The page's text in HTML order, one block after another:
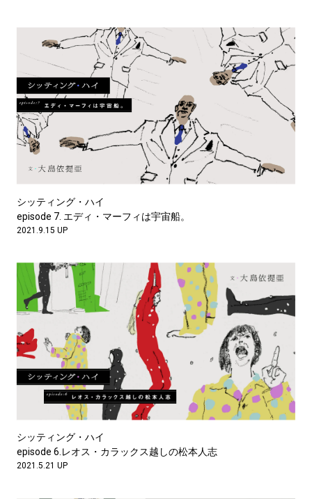
シッティング・ハイ
episode 7. エディ・マーフィは宇宙船。
2021.9.15 UP
シッティング・ハイ
episode 6.レオス・カラックス越しの松本人志
2021.5.21 UP